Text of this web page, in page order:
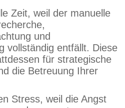
Zeit, weil der manuelle
und
vollständig entfällt. Diese
für strategische
die Betreuung Ihrer
Stress, weil die Angst